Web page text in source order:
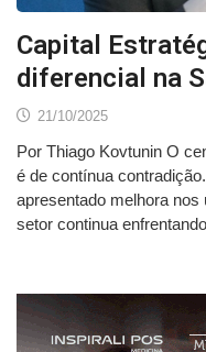
Capital
diferencial na
21/10/2025
Por Thiago Kovtunin O
é de contínua
apresentado melhora
setor continua